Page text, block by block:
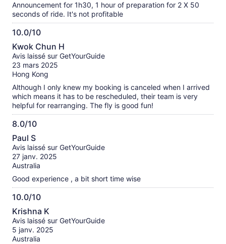
Announcement for 1h30, 1 hour of preparation for 2 X 50
seconds of ride. It's not profitable
10.0/10
10.0
sur
10
Kwok Chun H
Avis laissé sur GetYourGuide
23 mars 2025
Hong Kong
Although I only knew my booking is canceled when I arrived
which means it has to be rescheduled, their team is very
helpful for rearranging. The fly is good fun!
8.0/10
8.0
sur
10
Paul S
Avis laissé sur GetYourGuide
27 janv. 2025
Australia
Good experience , a bit short time wise
10.0/10
10.0
sur
10
Krishna K
Avis laissé sur GetYourGuide
5 janv. 2025
Australia